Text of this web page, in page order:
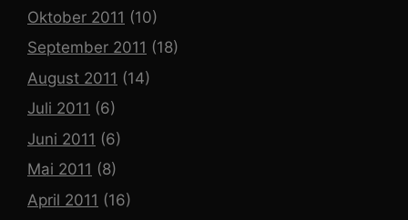
Oktober 2011 (10)
September 2011 (18)
August 2011 (14)
Juli 2011 (6)
Juni 2011 (6)
Mai 2011 (8)
April 2011 (16)